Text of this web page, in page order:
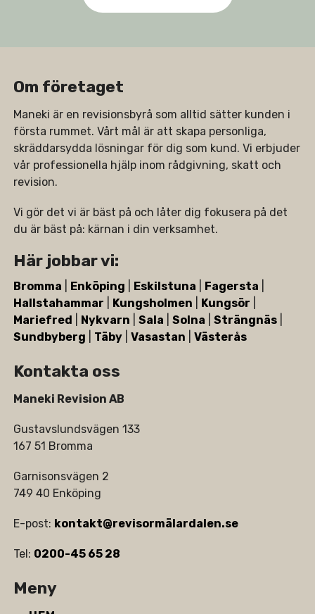
Om företaget
Maneki är en revisionsbyrå som alltid sätter kunden i
första rummet. Vårt mål är att skapa personliga,
skräddarsydda lösningar för dig som kund. Vi erbjuder
vår professionella hjälp inom rådgivning, skatt och
revision.
Vi gör det vi är bäst på och låter dig fokusera på det
du är bäst på: kärnan i din verksamhet.
Här jobbar vi:
Bromma Enköping Eskilstuna Fagersta
Hallstahammar
Kungsholmen Kungsör
Mariefred
Nykvarn |Sala |Solna |Strängnäs
Sundbyberg
Täby |Vasastan |Västerås
Kontakta oss
Maneki Revision AB
Gustavslundsvägen 133
167 51 Bromma
Garnisonsvägen 2
749 40 Enköping
E-post: kontakt@revisormälardalen.se
Tel: 0200-45 65 28
Meny